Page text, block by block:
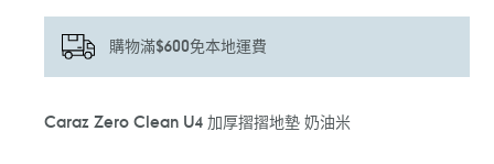
購物滿$600免本地運費
正
在
Caraz Zero Clean U4 加厚摺摺地墊 奶油米